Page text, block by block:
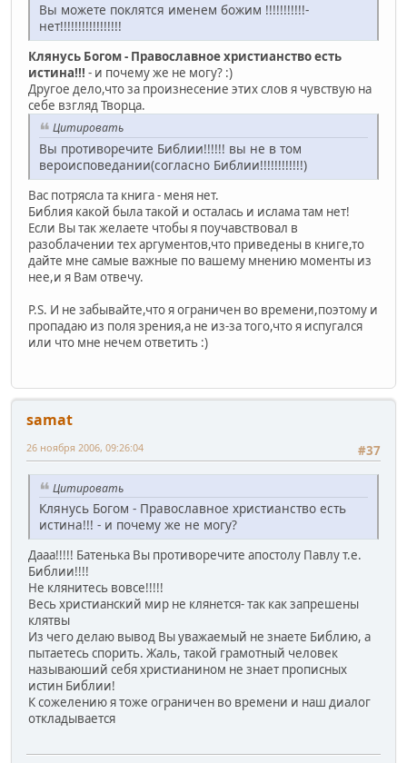
Вы можете поклятся именем божим !!!!!!!!!!!-
нет!!!!!!!!!!!!!!!!!
Клянусь Богом - Православное христианство есть
истина!!! - и почему же не могу? :)
Другое дело,что за произнесение этих слов я чувствую на
себе взгляд Творца.
Цитировать
Вы противоречите Библии!!!!!! вы не в том
вероисповедании(согласно Библии!!!!!!!!!!!!)
Вас потрясла та книга - меня нет.
Библия какой была такой и осталась и ислама там нет!
Если Вы так желаете чтобы я поучавствовал в
разоблачении тех аргументов,что приведены в книге,то
дайте мне самые важные по вашему мнению моменты из
нее,и я Вам отвечу.
P.S. И не забывайте,что я ограничен во времени,поэтому и
пропадаю из поля зрения,а не из-за того,что я испугался
или что мне нечем ответить :)
samat
#37
26 ноября 2006, 09:26:04
Цитировать
Клянусь Богом - Православное христианство есть
истина!!! - и почему же не могу?
Дааа!!!!! Батенька Вы противоречите апостолу Павлу т.е.
Библии!!!!
Не клянитесь вовсе!!!!!
Весь христианский мир не клянется- так как запрешены
клятвы
Из чего делаю вывод Вы уважаемый не знаете Библию, а
пытаетесь спорить. Жаль, такой грамотный человек
называюший себя христианином не знает прописных
истин Библии!
К сожелению я тоже ограничен во времени и наш диалог
откладывается